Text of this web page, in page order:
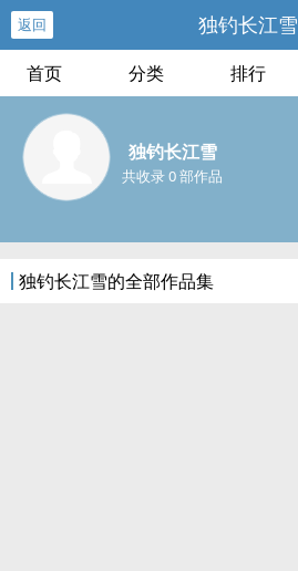
返回 独钓长江雪
首页 分类 排行
独钓长江雪
共收录 0 部作品
独钓长江雪的全部作品集